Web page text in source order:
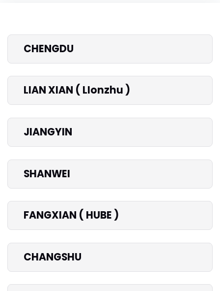
CHENGDU
LIAN XIAN ( LIonzhu )
JIANGYIN
SHANWEI
FANGXIAN ( HUBE )
CHANGSHU